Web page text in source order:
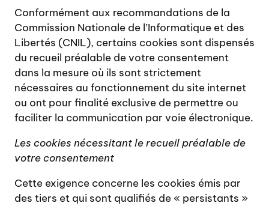
Conformément aux recommandations de la
Commission Nationale de l’Informatique et des
Libertés (CNIL), certains cookies sont dispensés
du recueil préalable de votre consentement
dans la mesure où ils sont strictement
nécessaires au fonctionnement du site internet
ou ont pour finalité exclusive de permettre ou
faciliter la communication par voie électronique.
Les cookies nécessitant le recueil préalable de
votre consentement
Cette exigence concerne les cookies émis par
des tiers et qui sont qualifiés de « persistants »